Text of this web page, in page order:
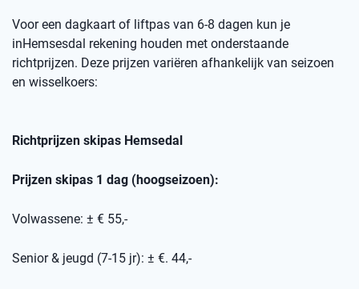
Voor een dagkaart of liftpas van 6-8 dagen kun je
inHemsesdal rekening houden met onderstaande
richtprijzen. Deze prijzen variëren afhankelijk van seizoen
en wisselkoers:
Richtprijzen skipas Hemsedal
Prijzen skipas 1 dag (hoogseizoen):
Volwassene: ± € 55,-
Senior & jeugd (7-15 jr): ± €. 44,-